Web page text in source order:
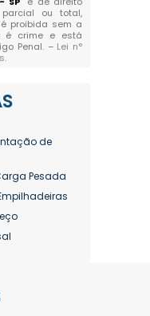
parcial ou total,
proibida sem a
é crime e está
Penal. – Lei n°
.
de
Pesada
Valor